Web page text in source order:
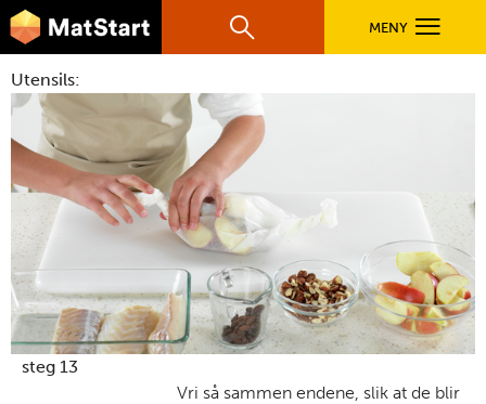
Hopp til hovedinnhold
hovednavigasjonsmobilversjon
MatStart
Søk MENY
OPPSKRIFTER
FILM
FØR DU STARTER
LÆR MER
Utensils:
steg 13
Vri så sammen endene, slik at de blir